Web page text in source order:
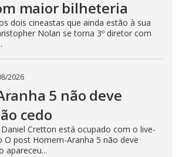
maior bilheteria
dois cineastas que ainda estão à sua
Nolan se torna 3º diretor com
2026
5 não deve
cedo
Cretton está ocupado com o live-
O post Homem-Aranha 5 não deve
apareceu...